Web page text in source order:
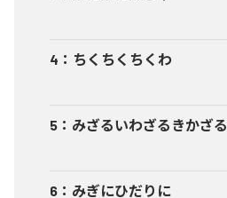
4 ： ちくちくちくわ
5 ： みざるいわざるきかざる
6 ： みぎにひだりに